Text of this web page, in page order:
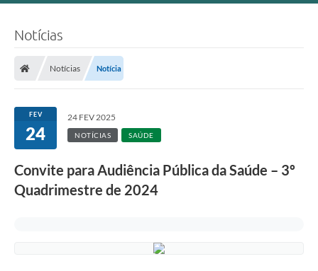
Transparência
Ouvidoria / SIC
Fale Conosco
Leis Municipais
Notícias
Notícias Notícia
FEV
24
24 FEV 2025
NOTÍCIAS SAÚDE
Convite para Audiência Pública da Saúde – 3º
Quadrimestre de 2024